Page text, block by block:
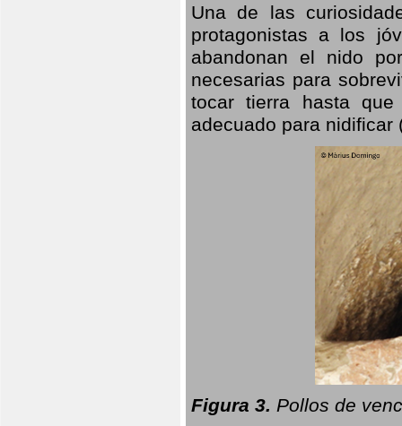
Una de las
protagonistas a los
abandonan el nido
necesarias para
tocar tierra hasta
adecuado para nidificar
Figura 3. Pollos de